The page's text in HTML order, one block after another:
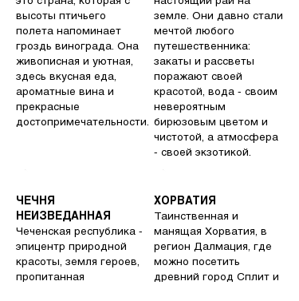
высоты птичьего
полета напоминает
гроздь винограда. Она
живописная и уютная,
здесь вкусная еда,
ароматные вина и
прекрасные
достопримечательности.
земле. Они давно стали
мечтой любого
путешественника:
закаты и рассветы
поражают своей
красотой, вода - своим
невероятным
бирюзовым цветом и
чистотой, а атмосфера
- своей экзотикой.
ЧЕЧНЯ
НЕИЗВЕДАННАЯ
Чеченская республика -
эпицентр природной
красоты, земля героев,
пропитанная
ХОРВАТИЯ
Таинственная и
манящая Хорватия, в
регион Далмация, где
можно посетить
древний город Сплит и